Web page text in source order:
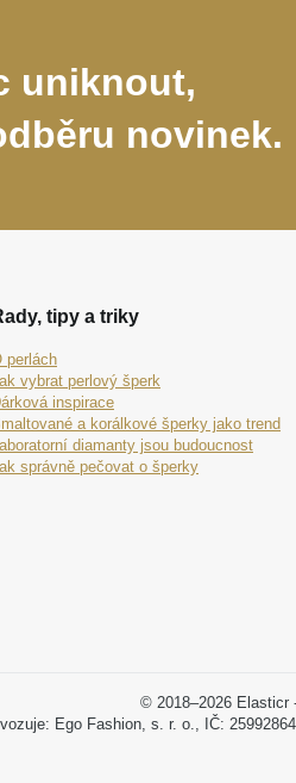
uniknout,
novinek.
tipy a triky
perlách
vybrat perlový šperk
inspirace
a korálkové šperky jako trend
diamanty jsou budoucnost
správně pečovat o šperky
© 2018–2026 Elasticr
Ego Fashion, s. r. o., IČ: